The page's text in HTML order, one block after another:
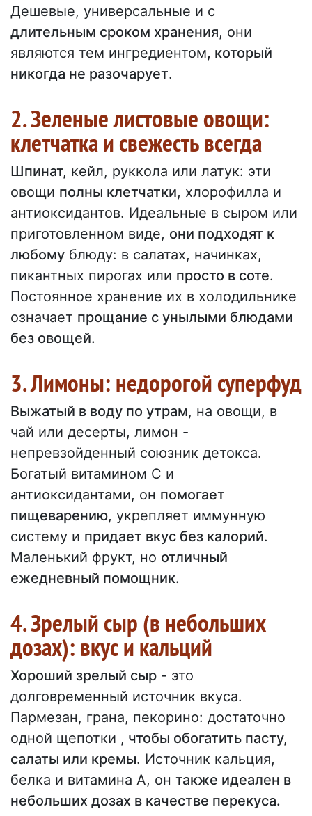
Дешевые, универсальные и с
длительным сроком хранения, они
являются тем ингредиентом, который
никогда не разочарует.
2. Зеленые листовые овощи:
клетчатка и свежесть всегда
Шпинат, кейл, руккола или латук: эти
овощи полны клетчатки, хлорофилла и
антиоксидантов. Идеальные в сыром или
приготовленном виде, они подходят к
любому блюду: в салатах, начинках,
пикантных пирогах или просто в соте.
Постоянное хранение их в холодильнике
означает прощание с унылыми блюдами
без овощей.
3. Лимоны: недорогой суперфуд
Выжатый в воду по утрам, на овощи, в
чай или десерты, лимон -
непревзойденный союзник детокса.
Богатый витамином С и
антиоксидантами, он помогает
пищеварению, укрепляет иммунную
систему и придает вкус без калорий.
Маленький фрукт, но отличный
ежедневный помощник.
4. Зрелый сыр (в небольших
дозах): вкус и кальций
Хороший зрелый сыр - это
долговременный источник вкуса.
Пармезан, грана, пекорино: достаточно
одной щепотки , чтобы обогатить пасту,
салаты или кремы. Источник кальция,
белка и витамина А, он также идеален в
небольших дозах в качестве перекуса.